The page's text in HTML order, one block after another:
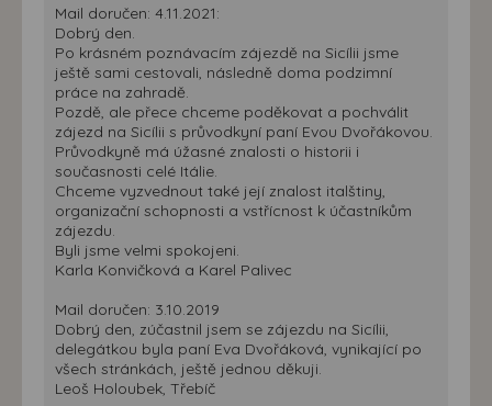
Mail doručen: 4.11.2021:
Dobrý den.
Po krásném poznávacím zájezdě na Sicílii jsme
ještě sami cestovali, následně doma podzimní
práce na zahradě.
Pozdě, ale přece chceme poděkovat a pochválit
zájezd na Sicílii s průvodkyní paní Evou Dvořákovou.
Průvodkyně má úžasné znalosti o historii i
současnosti celé Itálie.
Chceme vyzvednout také její znalost italštiny,
organizační schopnosti a vstřícnost k účastníkům
zájezdu.
Byli jsme velmi spokojeni.
Karla Konvičková a Karel Palivec
Mail doručen: 3.10.2019
Dobrý den, zúčastnil jsem se zájezdu na Sicílii,
delegátkou byla paní Eva Dvořáková, vynikající po
všech stránkách, ještě jednou děkuji.
Leoš Holoubek, Třebíč